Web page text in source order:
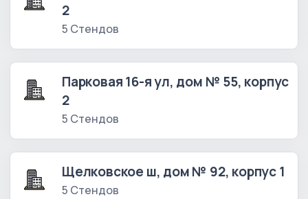
2
5 Стендов
Парковая 16-я ул, дом № 55, корпус
2
5 Стендов
Щелковское ш, дом № 92, корпус 1
5 Стендов